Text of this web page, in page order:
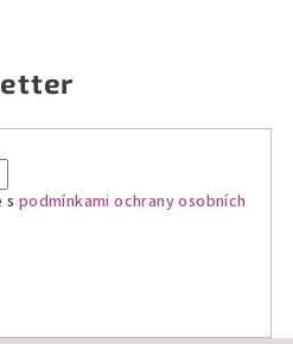
s podmínkami ochrany osobních